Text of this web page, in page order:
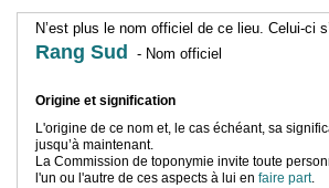
N’est plus le nom officiel de ce lieu. Celui-ci
Rang Sud - Nom officiel
Origine et signification
L'origine de ce nom et, le cas échéant, sa
jusqu’à maintenant.
La Commission de toponymie invite toute
l'un ou l'autre de ces aspects à lui en faire part.